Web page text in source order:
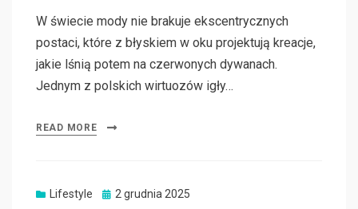
W świecie mody nie brakuje ekscentrycznych
postaci, które z błyskiem w oku projektują kreacje,
jakie lśnią potem na czerwonych dywanach.
Jednym z polskich wirtuozów igły…
READ MORE
Lifestyle
Posted
2 grudnia 2025